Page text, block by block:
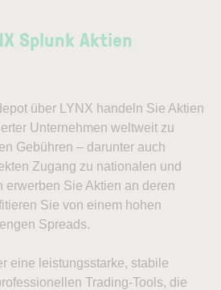
Splunk Aktien
über LYNX handeln Sie Aktien
Unternehmen weltweit zu
Gebühren – darunter auch
Zugang zu nationalen und
erwerben Sie Aktien an deren
Sie von einem hohen
Spreads.
eine leistungsstarke, stabile
Trading-Tools, die